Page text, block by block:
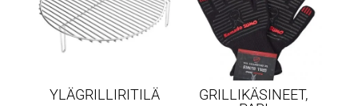
YLÄGRILLIRITILÄ
GRILLIKÄSINEET,